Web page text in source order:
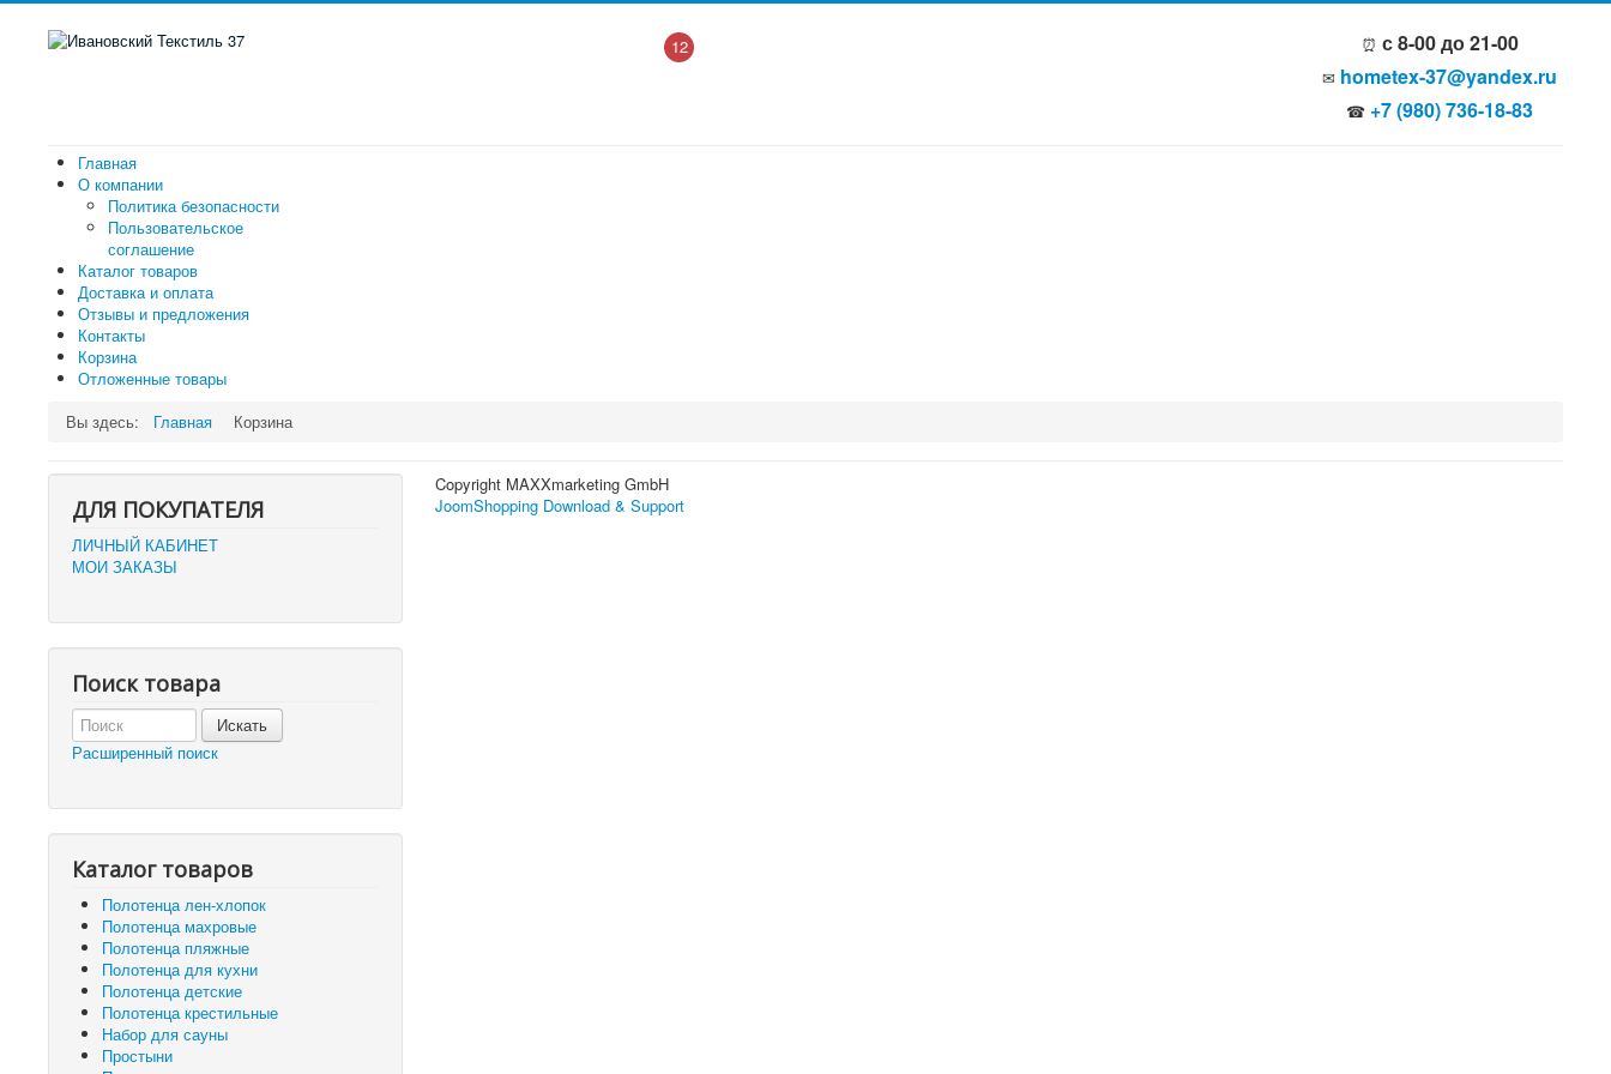
⏰ с 8-00 до 21-00
✉ hometex-37@yandex.ru
☎ +7 (980) 736-18-83
12
Главная
О компании
Политика безопасности
Пользовательское
соглашение
Каталог товаров
Доставка и оплата
Отзывы и предложения
Контакты
Корзина
Отложенные товары
Вы здесь:
Главная Корзина
ДЛЯ ПОКУПАТЕЛЯ
ЛИЧНЫЙ КАБИНЕТ
МОИ ЗАКАЗЫ
Поиск товара
Расширенный поиск
Каталог товаров
Полотенца лен-хлопок
Полотенца махровые
Полотенца пляжные
Полотенца для кухни
Полотенца детские
Полотенца крестильные
Набор для сауны
Простыни
Copyright MAXXmarketing GmbH
JoomShopping Download & Support